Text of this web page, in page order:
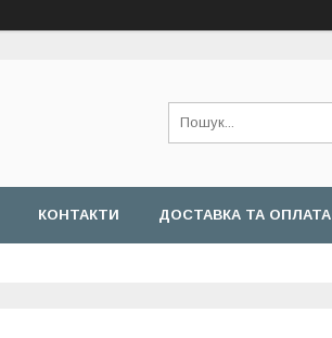
КОНТАКТИ ДОСТАВКА ТА ОПЛАТА